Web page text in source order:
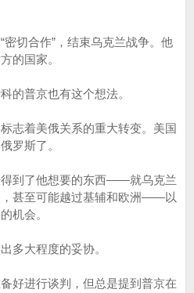
切合作”，结束乌克兰战争。他
的国家。
的普京也有这个想法。
志着美俄关系的重大转变。美国
罗斯了。
得到了他想要的东西——就乌克兰
甚至可能越过基辅和欧洲——以
机会。
多大程度的妥协。
好进行谈判，但总是提到普京在